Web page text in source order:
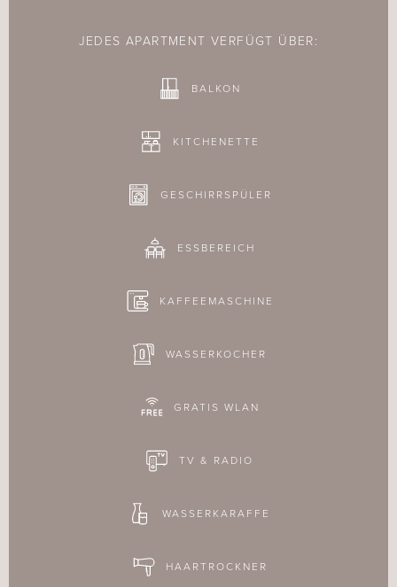
JEDES APARTMENT VERFÜGT ÜBER:
BALKON
KITCHENETTE
GESCHIRRSPÜLER
ESSBEREICH
KAFFEEMASCHINE
WASSERKOCHER
GRATIS WLAN
TV & RADIO
WASSERKARAFFE
HAARTROCKNER